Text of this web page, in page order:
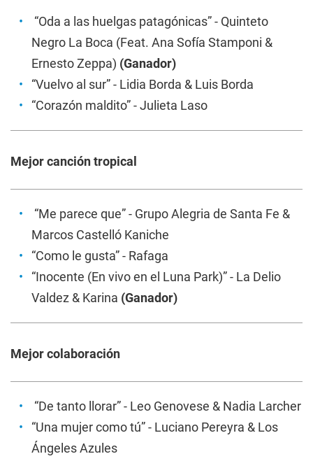
“Oda a las huelgas patagónicas” - Quinteto
Negro La Boca (Feat. Ana Sofía Stamponi &
Ernesto Zeppa) (Ganador)
“Vuelvo al sur” - Lidia Borda & Luis Borda
“Corazón maldito” - Julieta Laso
Mejor canción tropical
“Me parece que” - Grupo Alegria de Santa Fe &
Marcos Castelló Kaniche
“Como le gusta” - Rafaga
“Inocente (En vivo en el Luna Park)” - La Delio
Valdez & Karina (Ganador)
Mejor colaboración
“De tanto llorar” - Leo Genovese & Nadia Larcher
“Una mujer como tú” - Luciano Pereyra & Los
Ángeles Azules